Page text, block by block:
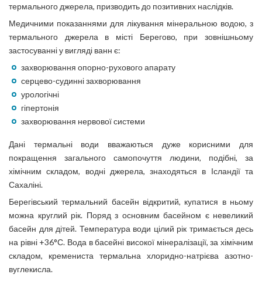
термального джерела, призводить до позитивних наслідків.
Медичними показаннями для лікування мінеральною водою, з
термального джерела в місті Берегово, при зовнішньому
застосуванні у вигляді ванн є:
захворювання опорно-рухового апарату
серцево-судинні захворювання
урологічні
гіпертонія
захворювання нервової системи
Дані термальні води вважаються дуже корисними для
покращення загального самопочуття людини, подібні, за
хімічним складом, водні джерела, знаходяться в Ісландії та
Сахаліні.
Берегівський термальний басейн відкритий, купатися в ньому
можна круглий рік. Поряд з основним басейном є невеликий
басейн для дітей. Температура води цілий рік тримається десь
на рівні +36°С. Вода в басейні високої мінералізації, за хімічним
складом, кремениста термальна хлоридно-натрієва азотно-
вуглекисла.